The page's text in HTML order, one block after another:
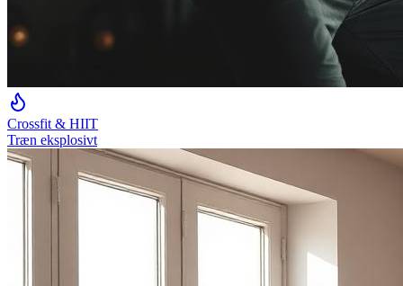
Crossfit & HIIT
Træn eksplosivt